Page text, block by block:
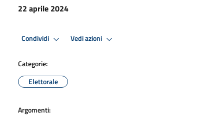
22 aprile 2024
Condividi Vedi azioni
Categorie:
Elettorale
Argomenti: